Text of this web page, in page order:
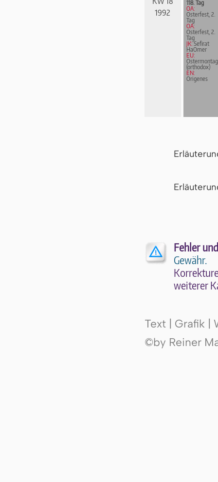
1992
118. Tag
OA:
Osterfest, 2.
Tag
OA:
Osterfest, 2.
Tag
JK:Sefirat
HaOmer
EU:
Ostermontag
(orthodox)
EN:
Origenes
Fehler
Gewähr.
wei­te­rer
Text | Grafik |
©by Reiner